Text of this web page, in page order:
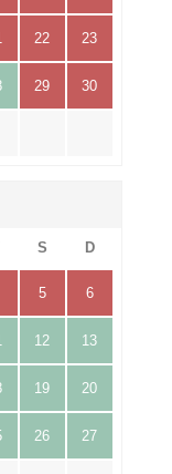
22 23
29 30
S D
5 6
12 13
19 20
26 27